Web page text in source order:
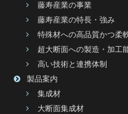
藤寿産業の事業
藤寿産業の特長・強み
特殊材への高品質かつ柔
超大断面への製造・加工
高い技術と連携体制
製品案内
集成材
大断面集成材